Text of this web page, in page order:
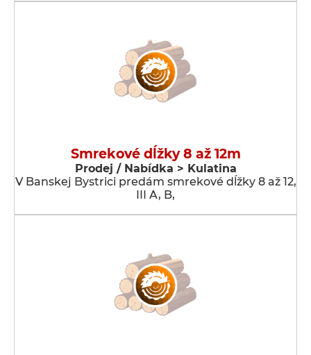
Smrekové dĺžky 8 až 12m
Prodej / Nabídka > Kulatina
V Banskej Bystrici predám smrekové dĺžky 8 až 12,
III A, B,